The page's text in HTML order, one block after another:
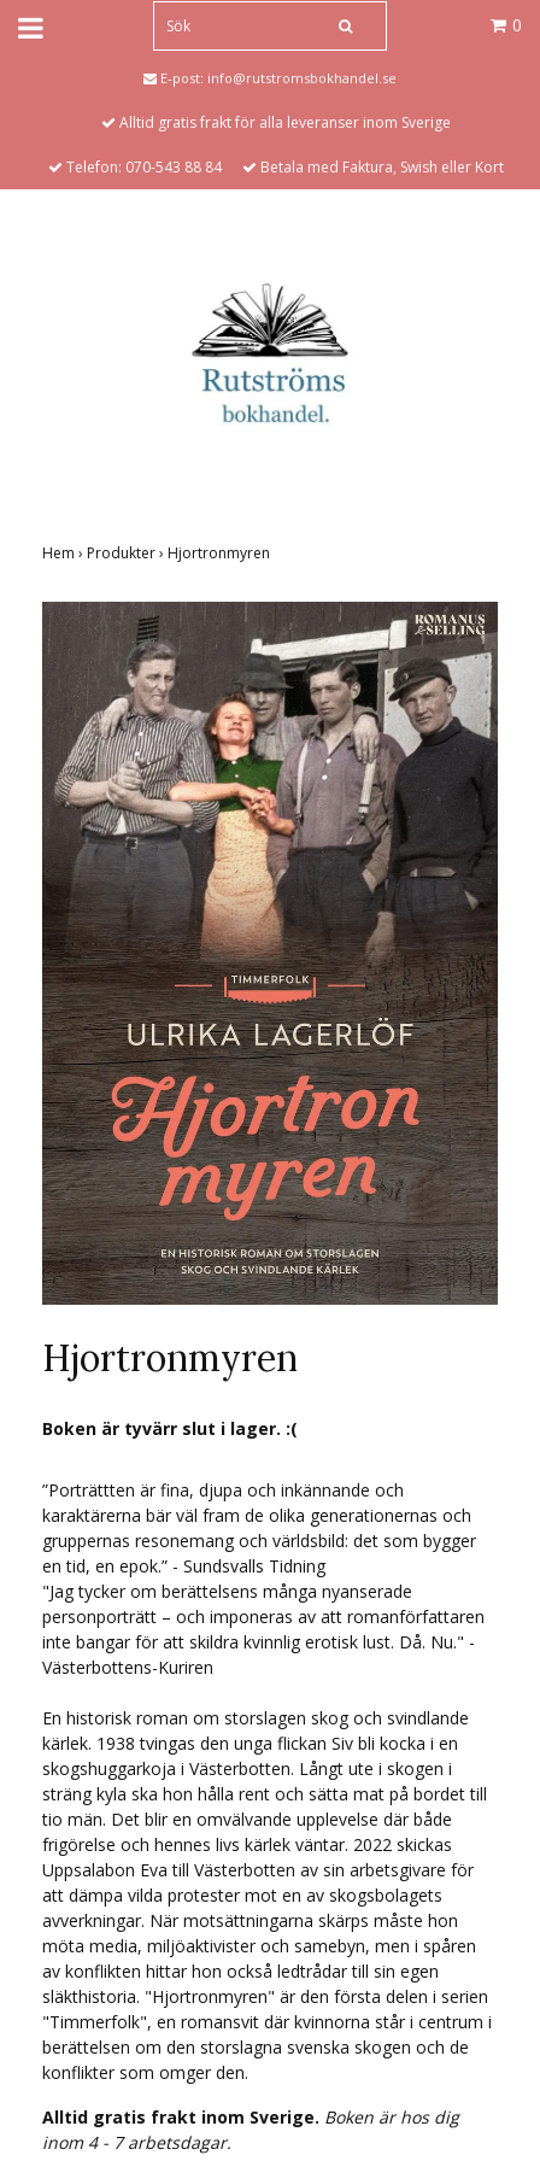
0
E-post: info@rutstromsbokhandel.se
Alltid gratis frakt för alla leveranser inom Sverige
Telefon: 070-543 88 84 Betala med Faktura, Swish eller Kort
Hem › Produkter› Hjortronmyren
Hjortronmyren
Boken är tyvärr slut i lager. :(
”Porträttten är fina, djupa och inkännande och
karaktärerna bär väl fram de olika generationernas och
gruppernas resonemang och världsbild: det som bygger
en tid, en epok.” - Sundsvalls Tidning
"Jag tycker om berättelsens många nyanserade
personporträtt – och imponeras av att romanförfattaren
inte bangar för att skildra kvinnlig erotisk lust. Då. Nu." -
Västerbottens-Kuriren
En historisk roman om storslagen skog och svindlande
kärlek. 1938 tvingas den unga flickan Siv bli kocka i en
skogshuggarkoja i Västerbotten. Långt ute i skogen i
sträng kyla ska hon hålla rent och sätta mat på bordet till
tio män. Det blir en omvälvande upplevelse där både
frigörelse och hennes livs kärlek väntar. 2022 skickas
Uppsalabon Eva till Västerbotten av sin arbetsgivare för
att dämpa vilda protester mot en av skogsbolagets
avverkningar. När motsättningarna skärps måste hon
möta media, miljöaktivister och samebyn, men i spåren
av konflikten hittar hon också ledtrådar till sin egen
släkthistoria. "Hjortronmyren" är den första delen i serien
"Timmerfolk", en romansvit där kvinnorna står i centrum i
berättelsen om den storslagna svenska skogen och de
konflikter som omger den.
Alltid gratis frakt inom Sverige. Boken är hos dig
inom 4 - 7 arbetsdagar.